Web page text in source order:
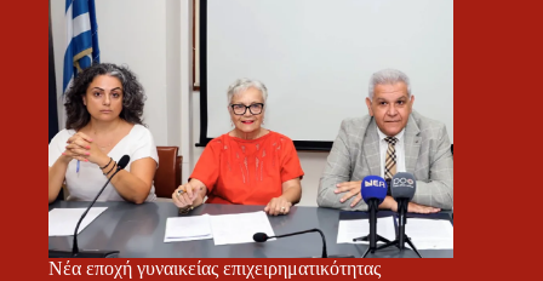
Νέα εποχή γυναικείας επιχειρηματικότητας